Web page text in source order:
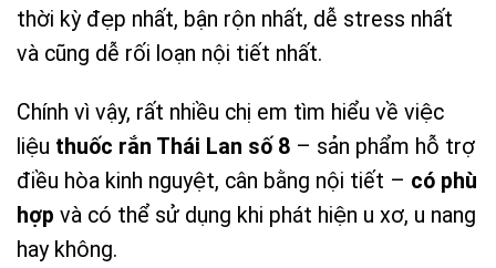
thời kỳ đẹp nhất, bận rộn nhất, dễ stress nhất
và cũng dễ rối loạn nội tiết nhất.
Chính vì vậy, rất nhiều chị em tìm hiểu về việc
liệu thuốc rắn Thái Lan số 8 – sản phẩm hỗ trợ
điều hòa kinh nguyệt, cân bằng nội tiết – có phù
hợp và có thể sử dụng khi phát hiện u xơ, u nang
hay không.